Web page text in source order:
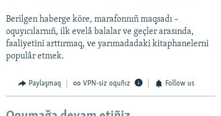
Berilgen haberge köre, marafonnıñ maqsadı –
oquyıcılarnıñ, ilk evelâ balalar ve geçler arasında,
faaliyetini arttırmaq, ve yarımadadaki kitaphanelerni
populâr etmek.
Paylaşmaq VPN-siz oquñız Follow us